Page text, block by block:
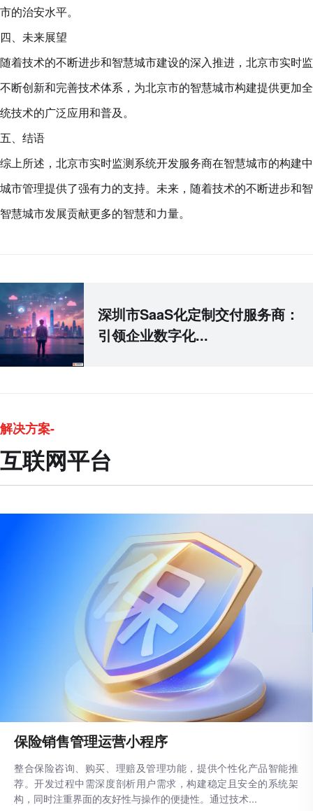
市的治安水平。
四、未来展望
随着技术的不断进步和智慧城市建设的深入推进，北京市实时
不断创新和完善技术体系，为北京市的智慧城市构建提供更加
统技术的广泛应用和普及。
五、结语
综上所述，北京市实时监测系统开发服务商在智慧城市的构建
城市管理提供了强有力的支持。未来，随着技术的不断进步和
智慧城市发展贡献更多的智慧和力量。
深圳市SaaS化定制交付服务商：
引领企业数字化...
解决方案-
互联网平台
保险销售管理运营小程序
整合保险咨询、购买、理赔及管理功能，提供个性化产品智能推
荐。开发过程中需深度剖析用户需求，构建稳定且安全的系统架
构，同时注重界面的友好性与操作的便捷性。通过技术...